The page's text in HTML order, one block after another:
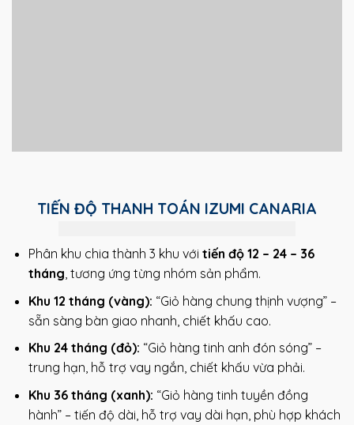
TIẾN ĐỘ THANH TOÁN IZUMI CANARIA
Phân khu chia thành 3 khu với tiến độ 12 – 24 – 36
tháng , tương ứng từng nhóm sản phẩm.
Khu 12 tháng (vàng): “Giỏ hàng chung thịnh vượng” –
sẵn sàng bàn giao nhanh, chiết khấu cao.
Khu 24 tháng (đỏ): “Giỏ hàng tinh anh đón sóng” –
trung hạn, hỗ trợ vay ngắn, chiết khấu vừa phải.
Khu 36 tháng (xanh): “Giỏ hàng tinh tuyền đồng
hành” – tiến độ dài, hỗ trợ vay dài hạn, phù hợp khách